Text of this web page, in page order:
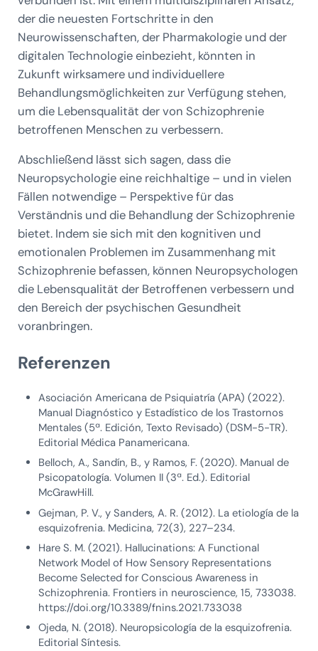
der die neuesten Fortschritte in den
Neurowissenschaften, der Pharmakologie und der
digitalen Technologie einbezieht, könnten in
Zukunft wirksamere und individuellere
Behandlungsmöglichkeiten zur Verfügung stehen,
um die Lebensqualität der von Schizophrenie
betroffenen Menschen zu verbessern.
Abschließend lässt sich sagen, dass die
Neuropsychologie eine reichhaltige – und in vielen
Fällen notwendige – Perspektive für das
Verständnis und die Behandlung der Schizophrenie
bietet. Indem sie sich mit den kognitiven und
emotionalen Problemen im Zusammenhang mit
Schizophrenie befassen, können Neuropsychologen
die Lebensqualität der Betroffenen verbessern und
den Bereich der psychischen Gesundheit
voranbringen.
Referenzen
Asociación Americana de Psiquiatría (APA) (2022).
Manual Diagnóstico y Estadístico de los Trastornos
Mentales (5ª. Edición, Texto Revisado) (DSM-5-TR).
Editorial Médica Panamericana.
Belloch, A., Sandín, B., y Ramos, F. (2020). Manual de
Psicopatología. Volumen II (3ª. Ed.). Editorial
McGrawHill.
Gejman, P. V., y Sanders, A. R. (2012). La etiología de la
esquizofrenia. Medicina, 72(3), 227–234.
Hare S. M. (2021). Hallucinations: A Functional
Network Model of How Sensory Representations
Become Selected for Conscious Awareness in
Schizophrenia. Frontiers in neuroscience, 15, 733038.
https://doi.org/10.3389/fnins.2021.733038
Ojeda, N. (2018). Neuropsicología de la esquizofrenia.
Editorial Síntesis.